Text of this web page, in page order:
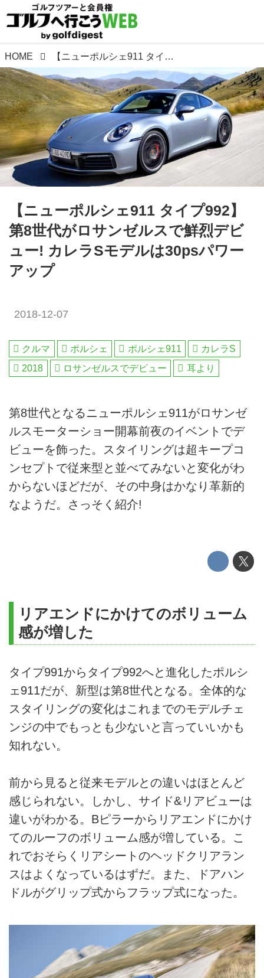
HOME 【ニューポルシェ911 タイプ992】第8世代がロサンゼルスで鮮烈デビュー! カレラSモデルは30psパワーアップ
【ニューポルシェ911 タイプ992】
第8世代がロサンゼルスで鮮烈デビ
ュー! カレラSモデルは30psパワー
アップ
2018-12-07
クルマ ポルシェ ポルシェ911
カレラS
2018
ロサンゼルスでデビュー 耳より
第8世代となるニューポルシェ911がロサンゼ
ルスモーターショー開幕前夜のイベントでデ
ビューを飾った。スタイリングは超キープコ
ンセプトで従来型と並べてみないと変化がわ
からないほどだが、その中身はかなり革新的
なようだ。さっそく紹介!
リアエンドにかけてのボリューム
感が増した
タイプ991からタイプ992へと進化したポルシ
ェ911だが、新型は第8世代となる。全体的な
スタイリングの変化はこれまでのモデルチェ
ンジの中でもっとも少ないと言っていいかも
知れない。
前から見ると従来モデルとの違いはほとんど
感じられない。しかし、サイド&リアビューは
違いがわかる。Bピラーからリアエンドにかけ
てのルーフのボリューム感が増している。こ
れでおそらくリアシートのヘッドクリアラン
スはよくなっているはずだ。また、ドアハン
ドルがグリップ式からフラップ式になった。